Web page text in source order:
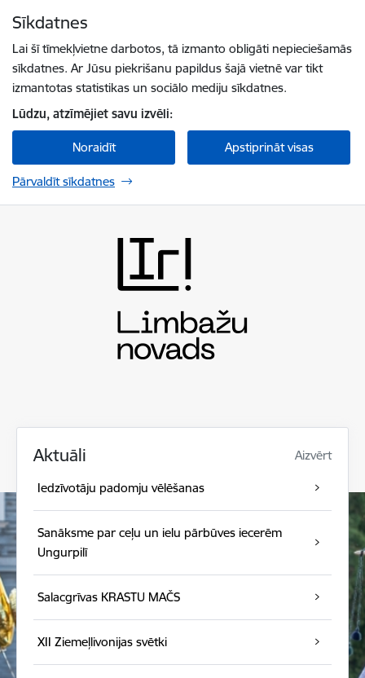
Sīkdatnes
Lai šī tīmekļvietne darbotos, tā izmanto obligāti nepieciešamās
sīkdatnes. Ar Jūsu piekrišanu papildus šajā vietnē var tikt
izmantotas statistikas un sociālo mediju sīkdatnes.
Lūdzu, atzīmējiet savu izvēli:
Noraidīt Apstiprināt visas
Pārvaldīt sīkdatnes
Aktuāli Aizvērt
Iedzīvotāju padomju vēlēšanas
Sanāksme par ceļu un ielu pārbūves iecerēm
Ungurpilī
Salacgrīvas KRASTU MAČS
XII Ziemeļlivonijas svētki